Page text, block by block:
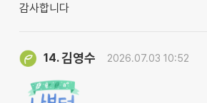
감사합니다
14.김영수 2026.07.03 10:52